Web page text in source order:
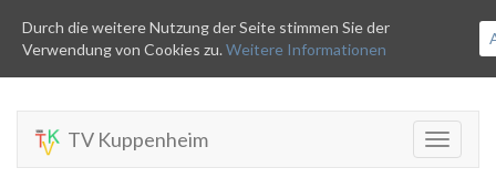
Toggle
TV Kuppenheim
Durch die weitere Nutzung der Seite stimmen Sie der
Verwendung von Cookies zu. Weitere Informationen